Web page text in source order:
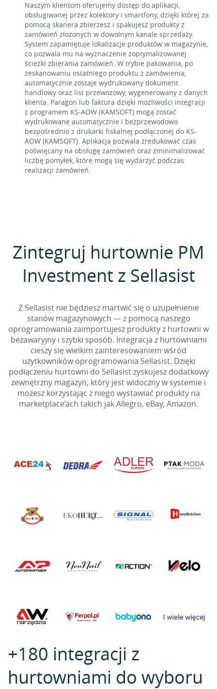
Naszym klientom oferujemy dostęp do aplikacji,
obsługiwanej przez kolektory i smartfony, dzięki której za
pomocą skanera zbierzesz i spakujesz produkty z
zamówień złożonych w dowolnym kanale sprzedaży.
System zapamiętuje lokalizacje produktów w magazynie,
co pozwala mu na wyznaczenie zoptymalizowanej
ścieżki zbierania zamówień. W trybie pakowania, po
zeskanowaniu ostatniego produktu z zamówienia,
automatycznie zostaje wydrukowany dokument
handlowy oraz list przewozowy, wygenerowany z danych
klienta. Paragon lub faktura dzięki możliwości integracji
z programem KS-AOW (KAMSOFT) mogą zostać
wydrukowane automatycznie i bezprzewodowo
bezpośrednio z drukarki fiskalnej podłączonej do KS-
AOW (KAMSOFT). Aplikacja pozwala zredukować czas
poświęcany na obsługę zamówień oraz zminimalizować
liczbę pomyłek, które mogą się wydarzyć podczas
realizacji zamówień.
Zintegruj hurtownie PM
Investment z Sellasist
Z Sellasist nie będziesz martwić się o uzupełnienie
stanów magazynowych — z pomocą naszego
oprogramowania zaimportujesz produkty z hurtowni w
bezawaryjny i szybki sposób. Integracja z hurtowniami
cieszy się wielkim zainteresowaniem wśród
użytkowników oprogramowania Sellasist. Dzięki
podłączeniu hurtowni do Sellasist zyskujesz dodatkowy
zewnętrzny magazyn, który jest widoczny w systemie i
możesz korzystając z niego wystawiać produkty na
marketplace’ach takich jak Allegro, eBay, Amazon.
+180 integracji z
hurtowniami do wyboru